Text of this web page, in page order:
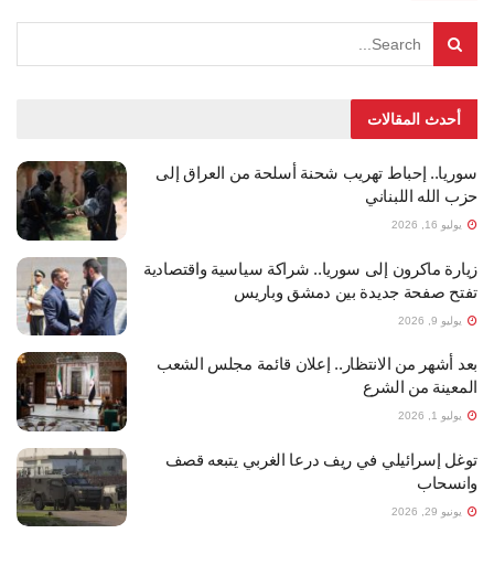
أحدث المقالات
سوريا.. إحباط تهريب شحنة أسلحة من العراق إلى
حزب الله اللبناني
يوليو 16, 2026
زيارة ماكرون إلى سوريا.. شراكة سياسية واقتصادية
تفتح صفحة جديدة بين دمشق وباريس
يوليو 9, 2026
بعد أشهر من الانتظار.. إعلان قائمة مجلس الشعب
المعينة من الشرع
يوليو 1, 2026
توغل إسرائيلي في ريف درعا الغربي يتبعه قصف
وانسحاب
يونيو 29, 2026